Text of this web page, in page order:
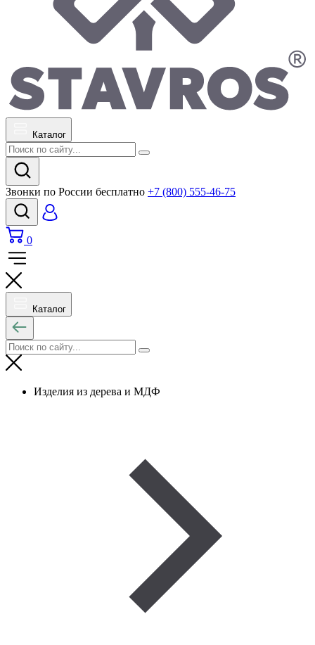
Каталог
Звонки по России бесплатно +7 (800) 555-46-75
0
Каталог
Изделия из дерева и МДФ